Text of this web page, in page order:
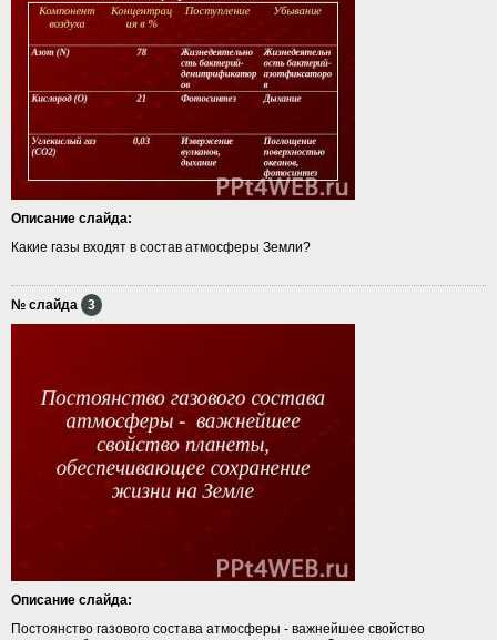
Описание слайда:
Какие газы входят в состав атмосферы Земли?
№ слайда 3
Описание слайда:
Постоянство газового состава атмосферы - важнейшее свойство